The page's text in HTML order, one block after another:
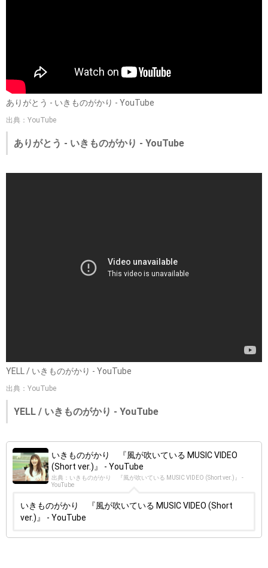
ありがとう - いきものがかり - YouTube
出典：YouTube
ありがとう - いきものがかり - YouTube
YELL / いきものがかり - YouTube
出典：YouTube
YELL / いきものがかり - YouTube
いきものがかり 『風が吹いている MUSIC VIDEO
(Short ver.)』 - YouTube
出典：いきものがかり 『風が吹いている MUSIC VIDEO (Short ver.)』 -
YouTube
いきものがかり 『風が吹いている MUSIC VIDEO (Short
ver.)』 - YouTube